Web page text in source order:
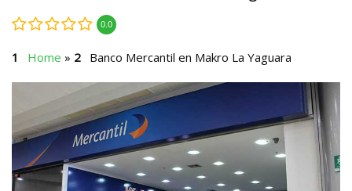
0.0
Home » Banco Mercantil en Makro La Yaguara